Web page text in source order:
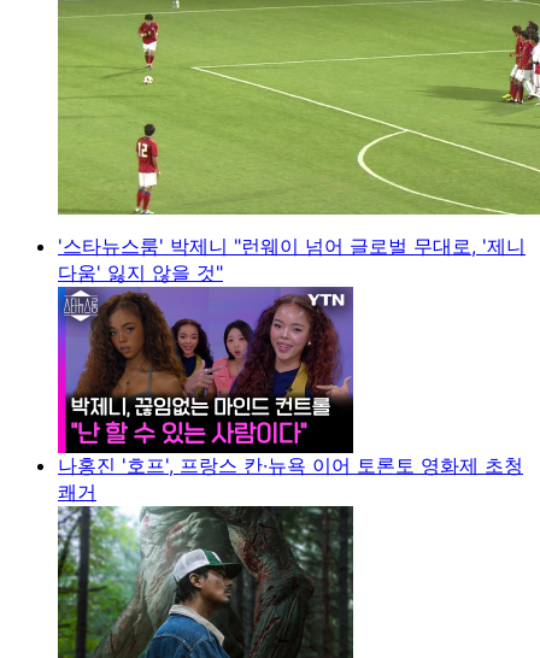
'스타뉴스룸' 박제니 "런웨이 넘어 글로벌 무대로, '제니
다움' 잃지 않을 것"
나홍진 '호프', 프랑스 칸·뉴욕 이어 토론토 영화제 초청
쾌거